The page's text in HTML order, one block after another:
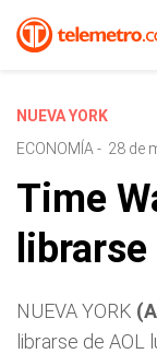
NUEVA YORK
ECONOMÍA - 28 de
Time
NUEVA YORK
librarse de AOL